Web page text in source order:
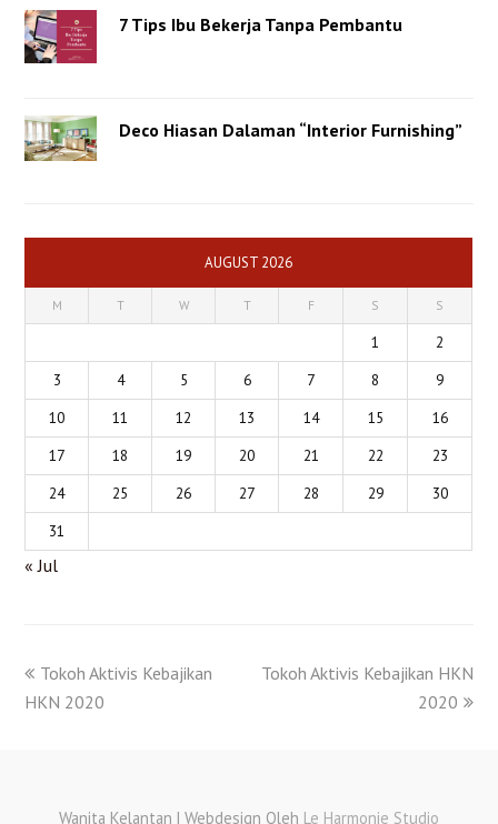
7 Tips Ibu Bekerja Tanpa Pembantu
Deco Hiasan Dalaman “Interior Furnishing”
AUGUST 2026
M T W T F S S
1
2
3
4 5 6 7 8
9
10
11 12 13 14 15
16
17
18 19 20 21 22
23
24
25 26 27 28 29
30
31
« Jul
Tokoh Aktivis Kebajikan
HKN 2020
Tokoh Aktivis Kebajikan HKN
2020
Wanita Kelantan | Webdesign Oleh Le Harmonie Studio